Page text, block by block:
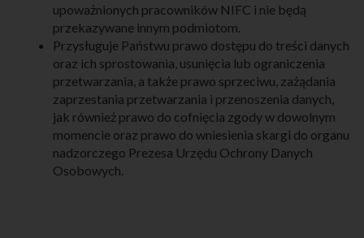
upoważnionych pracowników NIFC i nie będą
przekazywane innym podmiotom.
Przysługuje Państwu prawo dostępu do treści danych
oraz ich sprostowania, usunięcia lub ograniczenia
przetwarzania, a także prawo sprzeciwu, zażądania
zaprzestania przetwarzania i przenoszenia danych,
jak również prawo do cofnięcia zgody w dowolnym
momencie oraz prawo do wniesienia skargi do organu
nadzorczego Prezesa Urzędu Ochrony Danych
Osobowych.